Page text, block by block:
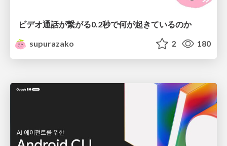
ビデオ通話が繋がる0.2秒で何が起きているのか
supurazako
2 180